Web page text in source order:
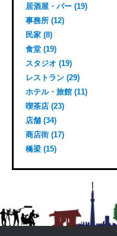
居酒屋・バー (19)
事務所 (12)
民家 (8)
食堂 (19)
スタジオ (19)
レストラン (29)
ホテル・旅館 (11)
喫茶店 (23)
店舗 (34)
商店街 (17)
橋梁 (15)